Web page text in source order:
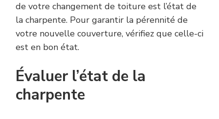
de votre changement de toiture est l’état de
la charpente. Pour garantir la pérennité de
votre nouvelle couverture, vérifiez que celle-ci
est en bon état.
Évaluer l’état de la
charpente